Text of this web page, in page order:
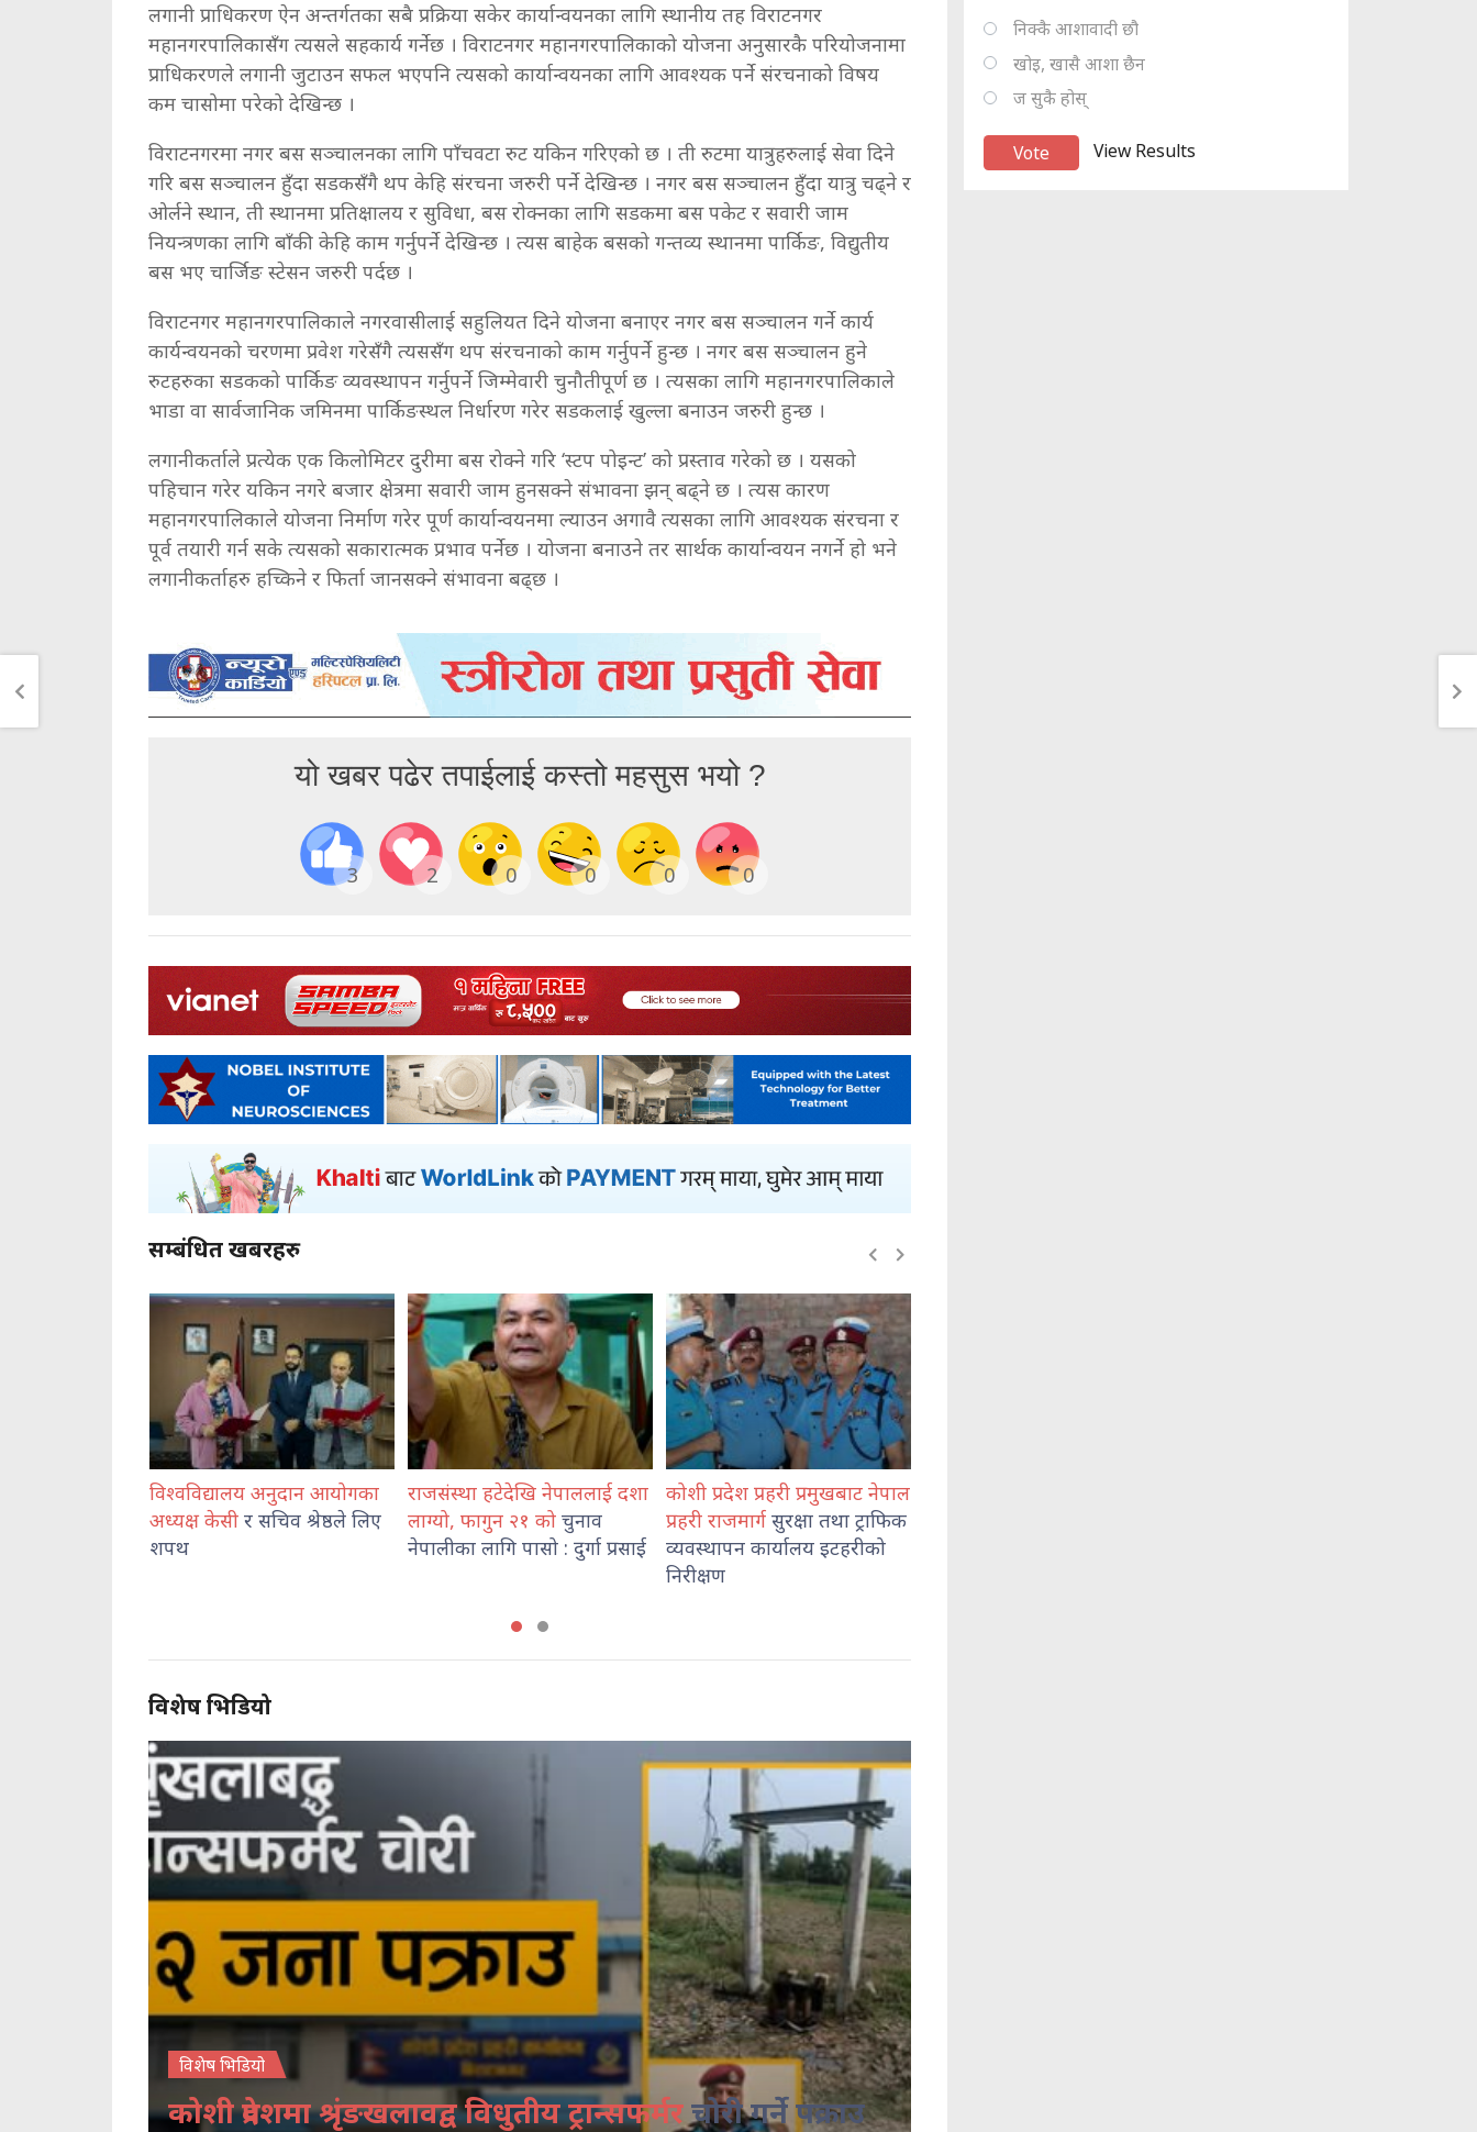
लगानी प्राधिकरण ऐन अन्तर्गतका सबै प्रक्रिया सकेर कार्यान्वयनका लागि स्थानीय तह विराटनगर
महानगरपालिकासँग त्यसले सहकार्य गर्नेछ । विराटनगर महानगरपालिकाको योजना अनुसारकै परियोजनामा
प्राधिकरणले लगानी जुटाउन सफल भएपनि त्यसको कार्यान्वयनका लागि आवश्यक पर्ने संरचनाको विषय
कम चासोमा परेको देखिन्छ ।
विराटनगरमा नगर बस सञ्चालनका लागि पाँचवटा रुट यकिन गरिएको छ । ती रुटमा यात्रुहरुलाई सेवा दिने
गरि बस सञ्चालन हुँदा सडकसँगै थप केहि संरचना जरुरी पर्ने देखिन्छ । नगर बस सञ्चालन हुँदा यात्रु चढ्ने र
ओर्लने स्थान, ती स्थानमा प्रतिक्षालय र सुविधा, बस रोक्नका लागि सडकमा बस पकेट र सवारी जाम
नियन्त्रणका लागि बाँकी केहि काम गर्नुपर्ने देखिन्छ । त्यस बाहेक बसको गन्तव्य स्थानमा पार्किङ, विद्युतीय
बस भए चार्जिङ स्टेसन जरुरी पर्दछ ।
विराटनगर महानगरपालिकाले नगरवासीलाई सहुलियत दिने योजना बनाएर नगर बस सञ्चालन गर्ने कार्य
कार्यन्वयनको चरणमा प्रवेश गरेसँगै त्यससँग थप संरचनाको काम गर्नुपर्ने हुन्छ । नगर बस सञ्चालन हुने
रुटहरुका सडकको पार्किङ व्यवस्थापन गर्नुपर्ने जिम्मेवारी चुनौतीपूर्ण छ । त्यसका लागि महानगरपालिकाले
भाडा वा सार्वजानिक जमिनमा पार्किङस्थल निर्धारण गरेर सडकलाई खुल्ला बनाउन जरुरी हुन्छ ।
लगानीकर्ताले प्रत्येक एक किलोमिटर दुरीमा बस रोक्ने गरि ‘स्टप पोइन्ट’ को प्रस्ताव गरेको छ । यसको
पहिचान गरेर यकिन नगरे बजार क्षेत्रमा सवारी जाम हुनसक्ने संभावना झन् बढ्ने छ । त्यस कारण
महानगरपालिकाले योजना निर्माण गरेर पूर्ण कार्यान्वयनमा ल्याउन अगावै त्यसका लागि आवश्यक संरचना र
पूर्व तयारी गर्न सके त्यसको सकारात्मक प्रभाव पर्नेछ । योजना बनाउने तर सार्थक कार्यान्वयन नगर्ने हो भने
लगानीकर्ताहरु हच्किने र फिर्ता जानसक्ने संभावना बढ्छ ।
यो खबर पढेर तपाईलाई कस्तो महसुस भयो ?
3 2 0 0 0 0
सम्बंधित खबरहरु
विश्वविद्यालय अनुदान आयोगका
र सचिव श्रेष्ठले लिए
राजसंस्था हटेदेखि नेपाललाई दशा
लाग्यो, फागुन २१ को चुनाव
नेपालीका लागि पासो : दुर्गा प्रसाई
कोशी प्रदेश प्रहरी प्रमुखबाट नेपाल
प्रहरी राजमार्ग
सुरक्षा तथा ट्राफिक
व्यवस्थापन कार्यालय इटहरीको
भेडेटारबाट ६४७ किलो गाँजासहित
दुई जना पक्राउ
विशेष भिडियो
विशेष भिडियो
कोशी प्रदेशमा श्रृंङखलावद्व विधुतीय ट्रान्सफर्मरचोरी गर्ने पक्राउ
निक्कै आशावादी छौ
खोइ, खासै आशा छैन
ज सुकै होस्
View Results